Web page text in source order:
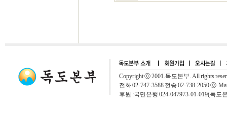
Copyright ⓒ 2001.독도본부. All rights
전화 02-747-3588 전송 02-738-2050 ⓔ-
후원 :국민은행 024-047973-01-019(독도